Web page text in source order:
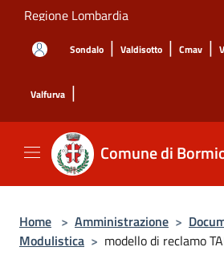
Salta al contenuto principale
Regione Lombardia
Sondalo | Valdisotto | Cmav |
Valfurva |
Comune di
Home > Amministrazione >
Modulistica > modello di reclamo